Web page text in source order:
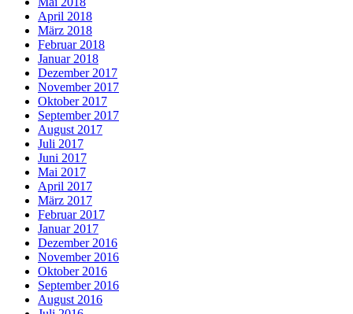
April 2018
März 2018
Februar 2018
Januar 2018
Dezember 2017
November 2017
Oktober 2017
September 2017
August 2017
Juli 2017
Juni 2017
Mai 2017
April 2017
März 2017
Februar 2017
Januar 2017
Dezember 2016
November 2016
Oktober 2016
September 2016
August 2016